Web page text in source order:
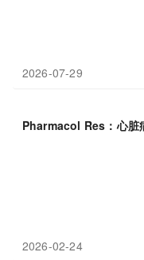
2026-07-29
Pharmacol Res：心脏
2026-02-24